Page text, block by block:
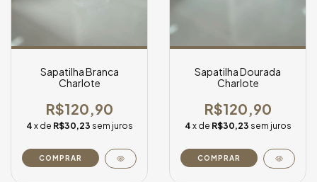
Sapatilha Branca
Charlote
R$120,90
4 x de R$30,23 sem juros
COMPRAR
Sapatilha Dourada
Charlote
R$120,90
4 x de R$30,23 sem juros
COMPRAR